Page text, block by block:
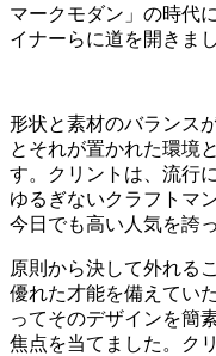
マークモダン」の時代
イナーらに道を開きまし
形状と素材のバランス
とそれが置かれた環境
す。クリントは、流行
ゆるぎないクラフトマ
今日でも高い人気を誇
原則から決して外れる
優れた才能を備えてい
ってそのデザインを簡
焦点を当てました。ク